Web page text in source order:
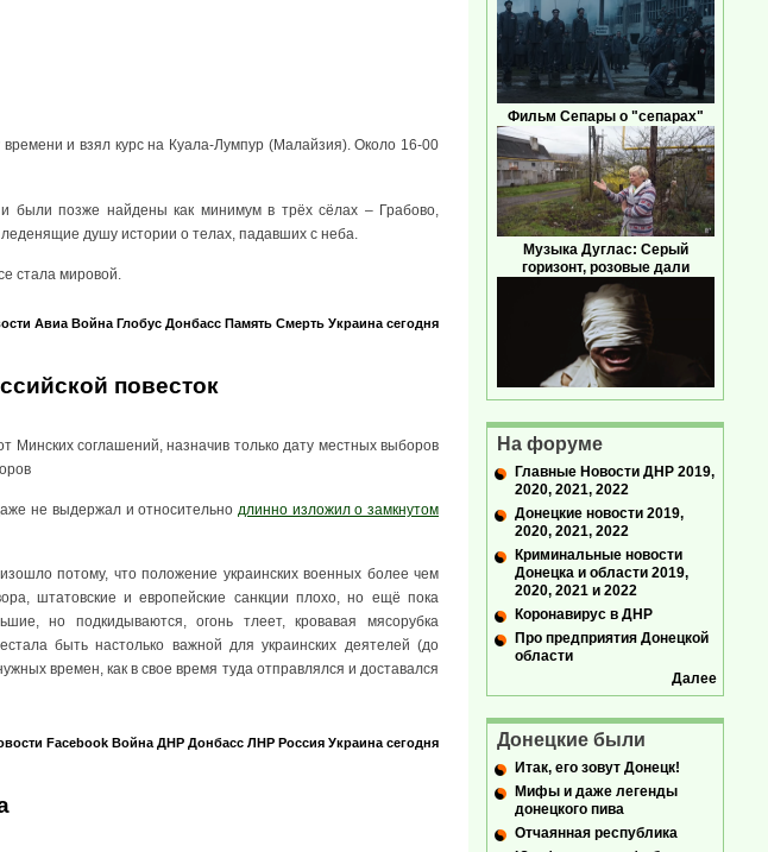
и взял курс на Куала-Лумпур (Малайзия). Около 16-00
были позже найдены как минимум в трёх сёлах – Грабово,
душу истории о телах, падавших с неба.
стала мировой.
Авиа Война Глобус Донбасс Память Смерть Украина сегодня
повесток
Минских соглашений, назначив только дату местных выборов
не выдержал и относительно длинно изложил о замкнутом
потому, что положение украинских военных более чем
штатовские и европейские санкции плохо, но ещё пока
но подкидываются, огонь тлеет, кровавая мясорубка
быть настолько важной для украинских деятелей (до
времен, как в свое время туда отправлялся и доставался
Facebook Война ДНР Донбасс ЛНР Россия Украина сегодня
Фильм Сепары о "сепарах"
Музыка Дуглас: Серый
горизонт, розовые дали
На форуме
Главные Новости ДНР 2019,
2020, 2021, 2022
Донецкие новости 2019,
2020, 2021, 2022
Криминальные новости
Донецка и области 2019,
2020, 2021 и 2022
Коронавирус в ДНР
Про предприятия Донецкой
области
Далее
Донецкие были
Итак, его зовут Донецк!
Мифы и даже легенды
донецкого пива
Отчаянная республика